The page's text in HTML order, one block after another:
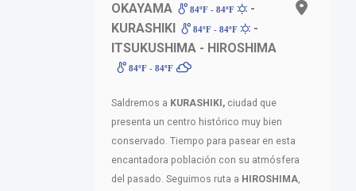
OKAYAMA 84ºF - 84ºF
-
KURASHIKI
84ºF - 84ºF
-
ITSUKUSHIMA - HIROSHIMA
84ºF - 84ºF
Saldremos a KURASHIKI, ciudad que
presenta un centro histórico muy bien
conservado. Tiempo para pasear en esta
encantadora población con su atmósfera
del pasado. Seguimos ruta a HIROSHIMA